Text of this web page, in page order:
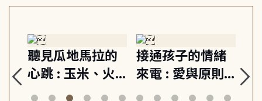
聽見瓜地馬拉的
心跳 : 玉米、火
山與信仰, 外交官
接通孩子的情緒
來電 : 愛與原則,
建立教養的安定
關